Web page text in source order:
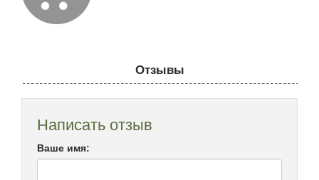
Отзывы
Написать отзыв
Ваше имя: